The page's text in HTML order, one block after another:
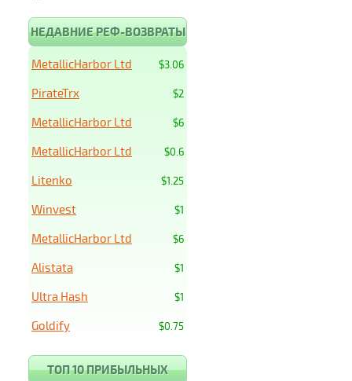
НЕДАВНИЕ РЕФ-ВОЗВРАТЫ
$3.06
MetallicHarbor Ltd
$2
PirateTrx
$6
MetallicHarbor Ltd
$0.6
MetallicHarbor Ltd
$1.25
Litenko
$1
Winvest
$6
MetallicHarbor Ltd
$1
Alistata
$1
Ultra Hash
$0.75
Goldify
ТОП 10 ПРИБЫЛЬНЫХ